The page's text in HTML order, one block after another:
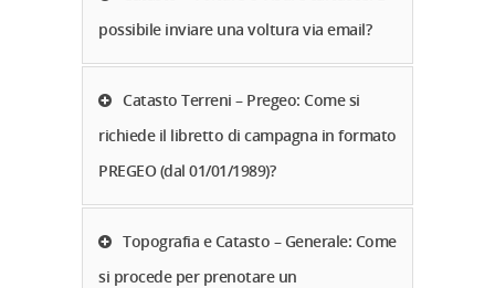
possibile inviare una voltura via email?
Catasto Terreni – Pregeo: Come si
richiede il libretto di campagna in formato
PREGEO (dal 01/01/1989)?
Topografia e Catasto – Generale: Come
si procede per prenotare un